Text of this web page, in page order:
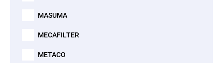
MASUMA
MECAFILTER
METACO